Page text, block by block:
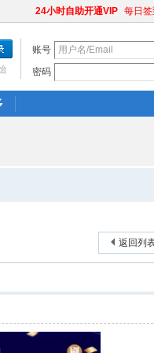
24小时自助开通VIP 每日签
账号
密码
返回列